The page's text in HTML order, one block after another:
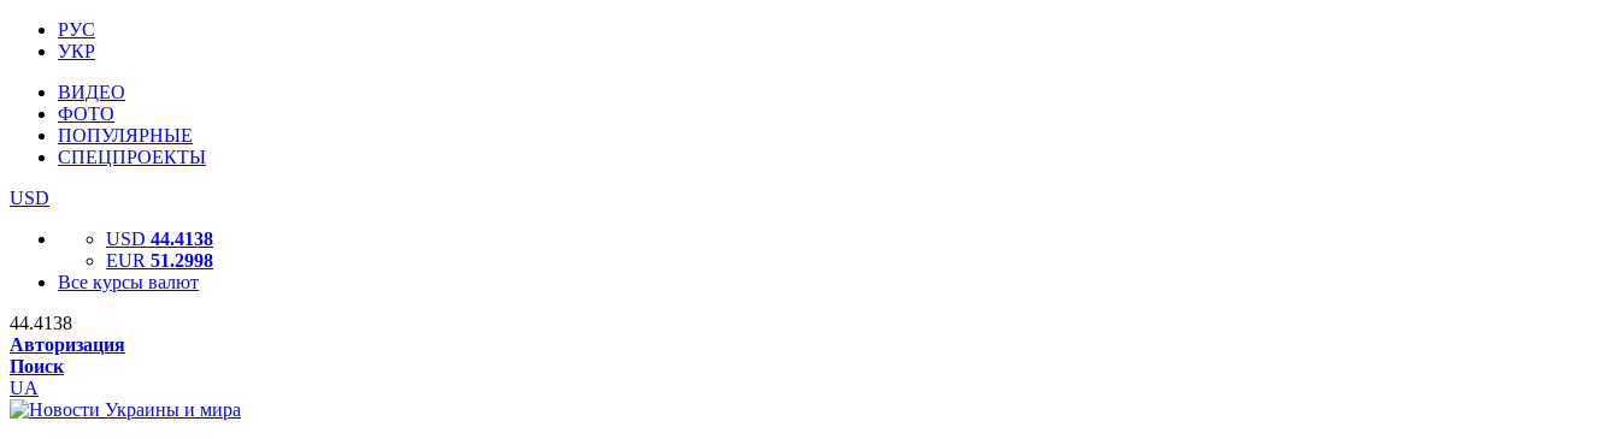
РУС
УКР
ВИДЕО
ФОТО
ПОПУЛЯРНЫЕ
СПЕЦПРОЕКТЫ
USD
USD 44.4138
EUR 51.2998
Все курсы валют
44.4138
Авторизация
Поиск
UA